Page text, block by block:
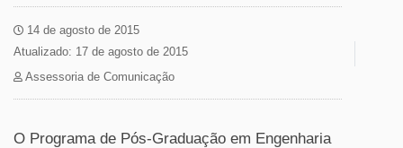
14 de agosto de 2015
Atualizado: 17 de agosto de 2015
Assessoria de Comunicação
O Programa de Pós-Graduação em Engenharia